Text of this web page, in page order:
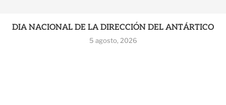
DIA NACIONAL DE LA DIRECCIÓN DEL ANTÁRTICO
5 agosto, 2026